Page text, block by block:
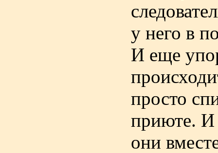
у него в
И еще
просто
приюте. И
они